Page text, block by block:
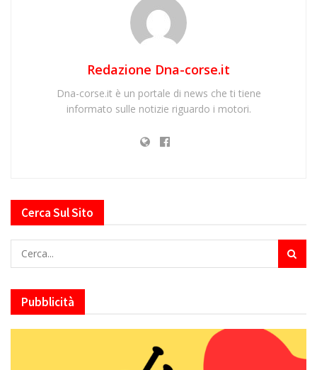
Redazione Dna-corse.it
Dna-corse.it è un portale di news che ti tiene
informato sulle notizie riguardo i motori.
Cerca Sul Sito
Pubblicità